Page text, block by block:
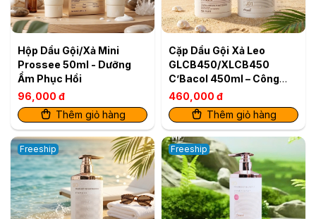
Hộp Dầu Gội/Xả Mini
Prossee 50ml - Dưỡng
Ẩm Phục Hồi
96,000 đ
Thêm giỏ hàng
Cặp Dầu Gội Xả Leo
GLCB450/XLCB450
C’Bacol 450ml – Công
Thức Siêu Mềm Mượt Cho
Tóc Khỏe Bóng
460,000 đ
Thêm giỏ hàng
Freeship Freeship